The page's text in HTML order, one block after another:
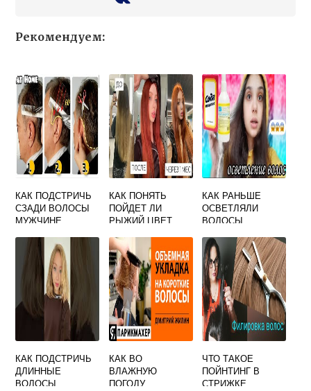
Рекомендуем:
КАК ПОДСТРИЧЬ
СЗАДИ ВОЛОСЫ
МУЖЧИНЕ
КАК ПОНЯТЬ
ПОЙДЕТ ЛИ
РЫЖИЙ ЦВЕТ
КАК РАНЬШЕ
ОСВЕТЛЯЛИ
ВОЛОСЫ
КАК ПОДСТРИЧЬ
ДЛИННЫЕ
ВОЛОСЫ
КАК ВО
ВЛАЖНУЮ
ПОГОДУ
ЧТО ТАКОЕ
ПОЙНТИНГ В
СТРИЖКЕ